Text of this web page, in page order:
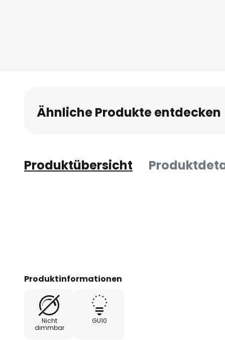
Ähnliche Produkte entdecken
Produktübersicht
Produktinformationen
Nicht
dimmbar
GU10